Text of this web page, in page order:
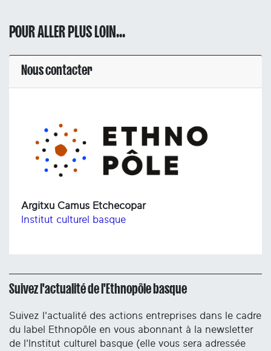
POUR ALLER PLUS LOIN...
Nous contacter
Argitxu Camus Etchecopar
Institut culturel basque
Suivez l'actualité de l'Ethnopôle basque
Suivez l'actualité des actions entreprises dans le cadre
du label Ethnopôle en vous abonnant à la newsletter
de l'Institut culturel basque (elle vous sera adressée